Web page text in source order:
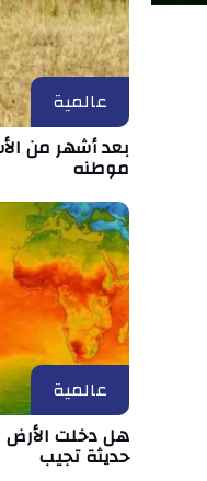
عالمية
بعد أشهر من
موطنه
عالمية
هل دخلت الأرض
حديثة تجيب